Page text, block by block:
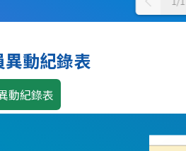
異動紀錄表
動紀錄表